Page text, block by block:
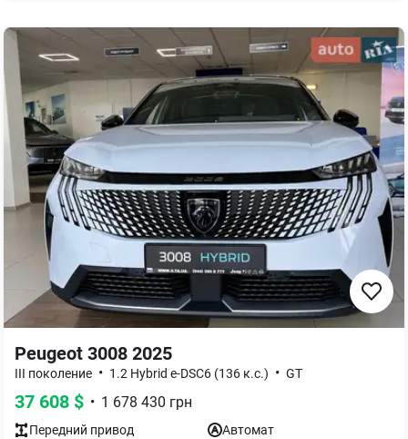
Peugeot 3008 2025
III поколение • 1.2 Hybrid e-DSC6 (136 к.с.) • GT
37 608 $ • 1 678 430 грн
Передний привод
Автомат